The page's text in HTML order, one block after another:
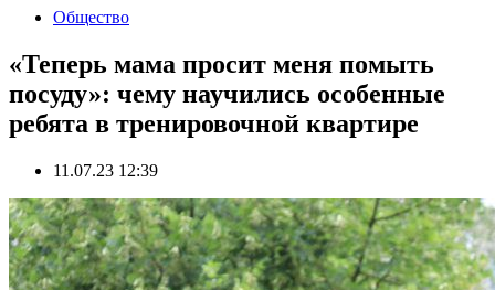
Общество
«Теперь мама просит меня помыть
посуду»: чему научились особенные
ребята в тренировочной квартире
11.07.23 12:39